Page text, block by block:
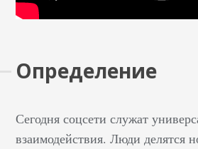
Определение
Сегодня соцсети служат
взаимодействия. Люди делятся